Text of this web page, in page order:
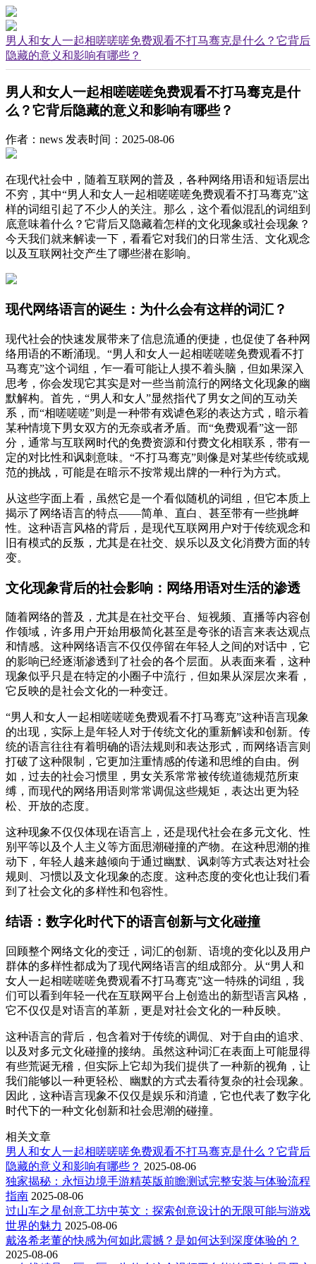
男人和女人一起相嗟嗟嗟免费观看不打马骞克是什么？它背后
隐藏的意义和影响有哪些？
男人和女人一起相嗟嗟嗟免费观看不打马骞克是什
么？它背后隐藏的意义和影响有哪些？
作者：news 发表时间：2025-08-06
在现代社会中，随着互联网的普及，各种网络用语和短语层出
不穷，其中“男人和女人一起相嗟嗟嗟免费观看不打马骞克”这
样的词组引起了不少人的关注。那么，这个看似混乱的词组到
底意味着什么？它背后又隐藏着怎样的文化现象或社会现象？
今天我们就来解读一下，看看它对我们的日常生活、文化观念
以及互联网社交产生了哪些潜在影响。
现代网络语言的诞生：为什么会有这样的词汇？
现代社会的快速发展带来了信息流通的便捷，也促使了各种网
络用语的不断涌现。“男人和女人一起相嗟嗟嗟免费观看不打
马骞克”这个词组，乍一看可能让人摸不着头脑，但如果深入
思考，你会发现它其实是对一些当前流行的网络文化现象的幽
默解构。首先，“男人和女人”显然指代了男女之间的互动关
系，而“相嗟嗟嗟”则是一种带有戏谑色彩的表达方式，暗示着
某种情境下男女双方的无奈或者矛盾。而“免费观看”这一部
分，通常与互联网时代的免费资源和付费文化相联系，带有一
定的对比性和讽刺意味。“不打马骞克”则像是对某些传统或规
范的挑战，可能是在暗示不按常规出牌的一种行为方式。
从这些字面上看，虽然它是一个看似随机的词组，但它本质上
揭示了网络语言的特点——简单、直白、甚至带有一些挑衅
性。这种语言风格的背后，是现代互联网用户对于传统观念和
旧有模式的反叛，尤其是在社交、娱乐以及文化消费方面的转
变。
文化现象背后的社会影响：网络用语对生活的渗透
随着网络的普及，尤其是在社交平台、短视频、直播等内容创
作领域，许多用户开始用极简化甚至是夸张的语言来表达观点
和情感。这种网络语言不仅仅停留在年轻人之间的对话中，它
的影响已经逐渐渗透到了社会的各个层面。从表面来看，这种
现象似乎只是在特定的小圈子中流行，但如果从深层次来看，
它反映的是社会文化的一种变迁。
“男人和女人一起相嗟嗟嗟免费观看不打马骞克”这种语言现象
的出现，实际上是年轻人对于传统文化的重新解读和创新。传
统的语言往往有着明确的语法规则和表达形式，而网络语言则
打破了这种限制，它更加注重情感的传递和思维的自由。例
如，过去的社会习惯里，男女关系常常被传统道德规范所束
缚，而现代的网络用语则常常调侃这些规矩，表达出更为轻
松、开放的态度。
这种现象不仅仅体现在语言上，还是现代社会在多元文化、性
别平等以及个人主义等方面思潮碰撞的产物。在这种思潮的推
动下，年轻人越来越倾向于通过幽默、讽刺等方式表达对社会
规则、习惯以及文化现象的态度。这种态度的变化也让我们看
到了社会文化的多样性和包容性。
结语：数字化时代下的语言创新与文化碰撞
回顾整个网络文化的变迁，词汇的创新、语境的变化以及用户
群体的多样性都成为了现代网络语言的组成部分。从“男人和
女人一起相嗟嗟嗟免费观看不打马骞克”这一特殊的词组，我
们可以看到年轻一代在互联网平台上创造出的新型语言风格，
它不仅仅是对语言的革新，更是对社会文化的一种反映。
这种语言的背后，包含着对于传统的调侃、对于自由的追求、
以及对多元文化碰撞的接纳。虽然这种词汇在表面上可能显得
有些荒诞无稽，但实际上它却为我们提供了一种新的视角，让
我们能够以一种更轻松、幽默的方式去看待复杂的社会现象。
因此，这种语言现象不仅仅是娱乐和消遣，它也代表了数字化
时代下的一种文化创新和社会思潮的碰撞。
相关文章
男人和女人一起相嗟嗟嗟免费观看不打马骞克是什么？它背后
隐藏的意义和影响有哪些？ 2025-08-06
独家揭秘：永恒边境手游精英版前瞻测试完整安装与体验流程
指南 2025-08-06
过山车之星创意工坊中英文：探索创意设计的无限可能与游戏
世界的魅力 2025-08-06
戴洛希老董的快感为何如此震撼？是如何达到深度体验的？
2025-08-06